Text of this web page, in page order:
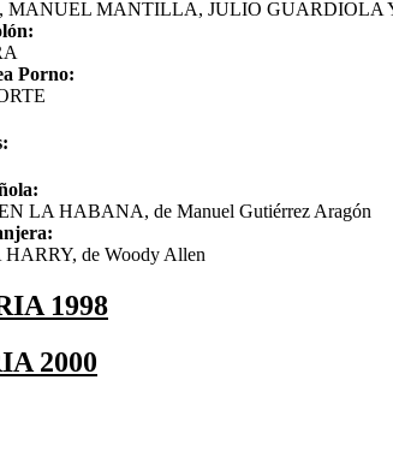
MANUEL MANTILLA, JULIO GUARDIOLA Y
Porno:
LA HABANA, de Manuel Gutiérrez Aragón
de Woody Allen
1998
2000